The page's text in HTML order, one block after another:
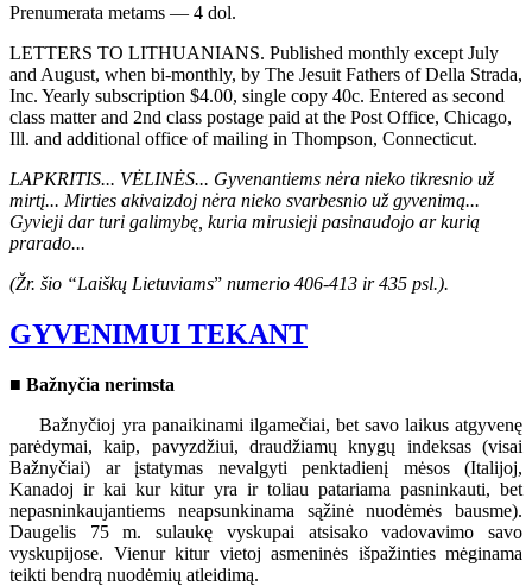
Prenumerata metams — 4 dol.
LETTERS TO LITHUANIANS. Published monthly except July
and August, when bi-monthly, by The Jesuit Fathers of Della Strada,
Inc. Yearly subscription $4.00, single copy 40c. Entered as second
class matter and 2nd class postage paid at the Post Office, Chicago,
Ill. and additional office of mailing in Thompson, Connecticut.
LAPKRITIS... VĖLINĖS... Gyvenantiems nėra nieko tikresnio už
mirtį... Mirties akivaizdoj nėra nieko svarbesnio už gyvenimą...
Gyvieji dar turi galimybę, kuria mirusieji pasinaudojo ar kurią
prarado...
(Žr. šio “Laiškų Lietuviams” numerio 406-413 ir 435 psl.).
GYVENIMUI TEKANT
■ Bažnyčia nerimsta
Bažnyčioj yra panaikinami ilgamečiai, bet savo laikus atgyvenę
parėdymai, kaip, pavyzdžiui, draudžiamų knygų indeksas (visai
Bažnyčiai) ar įstatymas nevalgyti penktadienį mėsos (Italijoj,
Kanadoj ir kai kur kitur yra ir toliau patariama pasninkauti, bet
nepasninkaujantiems neapsunkinama sąžinė nuodėmės bausme).
Daugelis 75 m. sulaukę vyskupai atsisako vadovavimo savo
vyskupijose. Vienur kitur vietoj asmeninės išpažinties mėginama
teikti bendrą nuodėmių atleidimą.